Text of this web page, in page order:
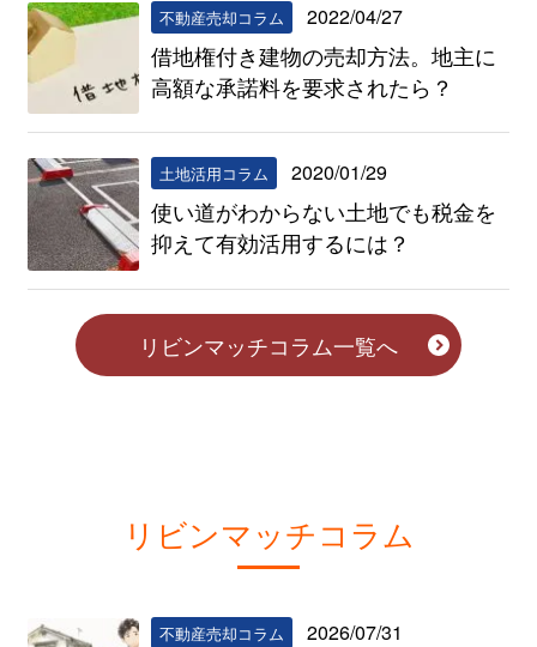
不動産売却コラム 2022/04/27
借地権付き建物の売却方法。地主に
高額な承諾料を要求されたら？
土地活用コラム 2020/01/29
使い道がわからない土地でも税金を
抑えて有効活用するには？
リビンマッチコラム一覧へ
リビンマッチコラム
不動産売却コラム 2026/07/31